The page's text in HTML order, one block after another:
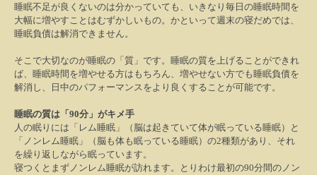
睡眠不足が良くないのは分かっていても、いきなり毎日の睡眠時間を
大幅に増やすことはむずかしいもの。かといって週末の寝だめでは、
睡眠負債は解消できません。
そこで大切なのが睡眠の「質」です。睡眠の質を上げることができれ
ば、睡眠時間を増やせる方はもちろん、増やせない方でも睡眠負債を
解消し、日中のパフォーマンスをより良くすることが可能です。
睡眠の質は「 90分」がキメ手
人の眠りには「レム睡眠」（脳は起きていて体が眠っている睡眠）と
「ノンレム睡眠」（脳も体も眠っている睡眠）の2種類があり、それ
を繰り返しながら眠っています。
寝つくとまずノンレム睡眠が訪れます。とりわけ最初の90分間のノン